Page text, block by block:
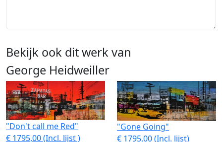
Bekijk ook dit werk van
George Heidweiller
"Don't call me Red"
€ 1795,00 (Incl. lijst )
"Gone Going"
€ 1795,00 (Incl. lijst)